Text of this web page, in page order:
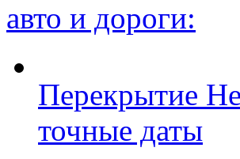
авто и дороги:
Перекрытие
точные даты